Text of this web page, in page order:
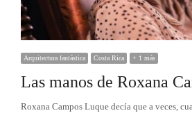
Arquitectura fantástica Costa Rica + 1 más
Las manos de Roxana
Roxana Campos Luque decía que a veces,